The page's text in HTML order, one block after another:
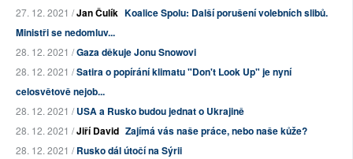
27. 12. 2021 /Jan Čulík Koalice Spolu: Další porušení volebních slibů.
Ministři se nedomluv...
28. 12. 2021 /Gaza děkuje Jonu Snowovi
28. 12. 2021 /Satira o popírání klimatu "Don't Look Up" je nyní
celosvětově nejob...
28. 12. 2021 /USA a Rusko budou jednat o Ukrajině
28. 12. 2021 /Jiří David Zajímá vás naše práce, nebo naše kůže?
28. 12. 2021 /Rusko dál útočí na Sýrii